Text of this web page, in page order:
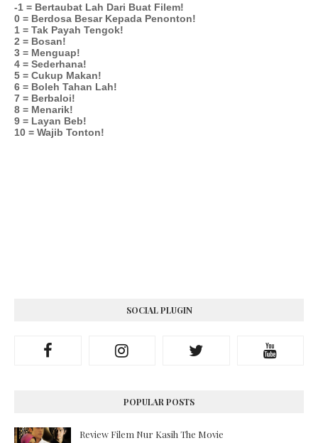
-1 = Bertaubat Lah Dari Buat Filem!
0 = Berdosa Besar Kepada Penonton!
1 = Tak Payah Tengok!
2 = Bosan!
3 = Menguap!
4 = Sederhana!
5 = Cukup Makan!
6 = Boleh Tahan Lah!
7 = Berbaloi!
8 = Menarik!
9 = Layan Beb!
10 = Wajib Tonton!
SOCIAL PLUGIN
POPULAR POSTS
Review Filem Nur Kasih The Movie